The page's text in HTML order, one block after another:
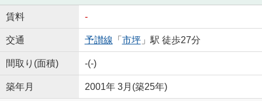
賃料 -
交通 予讃線 「 市坪」駅 徒歩27分
間取り(面積) -(-)
築年月 2001年 3月(築25年)